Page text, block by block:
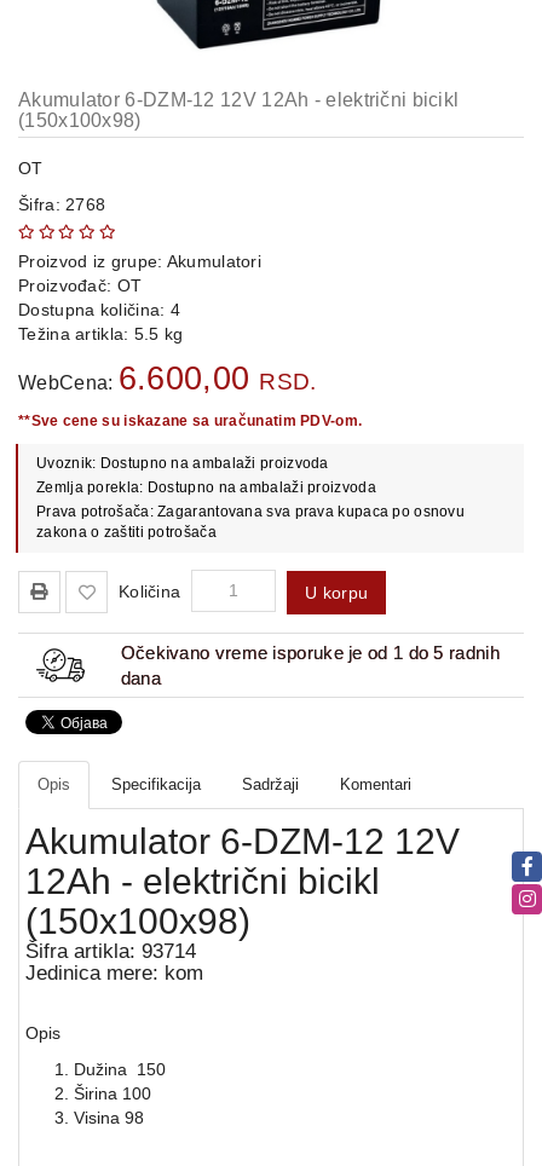
AUTO
DELOVI
POLICE
OSTALO
KAMIONSKI
DELOVI
POLOVNI
AUTOMOBILI
POŠALJITE
UPIT
Akumulator 6-DZM-12 12V 12Ah - električni bicikl
(150x100x98)
OT
Šifra: 2768
Proizvod iz grupe: Akumulatori
Proizvođač: OT
Dostupna količina: 4
Težina artikla: 5.5 kg
WebCena: 6.600,00 RSD.
**Sve cene su iskazane sa uračunatim PDV-om.
Uvoznik: Dostupno na ambalaži proizvoda
Zemlja porekla: Dostupno na ambalaži proizvoda
Prava potrošača: Zagarantovana sva prava kupaca po osnovu
zakona o zaštiti potrošača
Količina U korpu
Očekivano vreme isporuke je od 1 do 5 radnih
dana
Opis Specifikacija Sadržaji Komentari
Akumulator 6-DZM-12 12V
12Ah - električni bicikl
(150x100x98)
Šifra artikla: 93714
Jedinica mere: kom
Opis
Dužina 150
Širina 100
Visina 98